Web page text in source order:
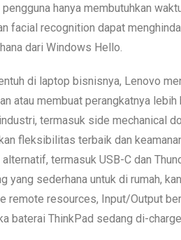
hanya membutuhkan
facial recognition dapat
dari Windows Hello.
di laptop bisnisnya, Lenovo
atau membuat perangkatnya lebih
termasuk side mechanical
fleksibilitas terbaik dan
termasuk USB-C dan
sederhana untuk di rumah,
remote resources, Input/Output
baterai ThinkPad sedang di-charge.